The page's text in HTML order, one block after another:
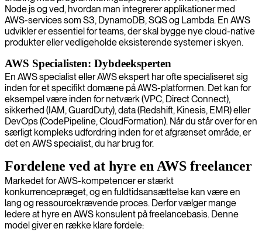
Node.js og ved, hvordan man integrerer applikationer med
AWS-services som S3, DynamoDB, SQS og Lambda. En AWS
udvikler er essentiel for teams, der skal bygge nye cloud-native
produkter eller vedligeholde eksisterende systemer i skyen.
AWS Specialisten: Dybdeeksperten
En AWS specialist eller AWS ekspert har ofte specialiseret sig
inden for et specifikt domæne på AWS-platformen. Det kan for
eksempel være inden for netværk (VPC, Direct Connect),
sikkerhed (IAM, GuardDuty), data (Redshift, Kinesis, EMR) eller
DevOps (CodePipeline, CloudFormation). Når du står over for en
særligt kompleks udfordring inden for et afgrænset område, er
det en AWS specialist, du har brug for.
Fordelene ved at hyre en AWS freelancer
Markedet for AWS-kompetencer er stærkt
konkurrencepræget, og en fuldtidsansættelse kan være en
lang og ressourcekrævende proces. Derfor vælger mange
ledere at hyre en AWS konsulent på freelancebasis. Denne
model giver en række klare fordele: